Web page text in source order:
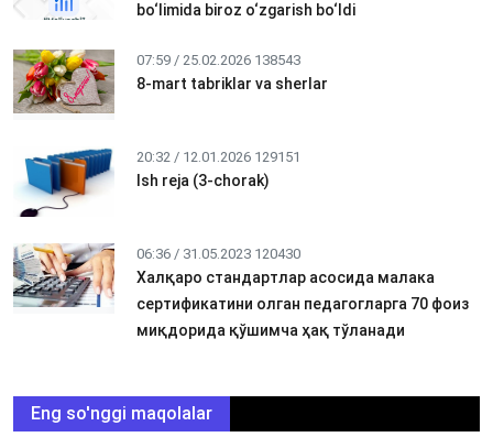
bo‘limida biroz o‘zgarish bo‘ldi
07:59 / 25.02.2026 138543
8-mart tabriklar va sherlar
20:32 / 12.01.2026 129151
Ish reja (3-chorak)
06:36 / 31.05.2023 120430
Халқаро стандартлар асосида малака
сертификатини олган педагогларга 70 фоиз
миқдорида қўшимча ҳақ тўланади
Eng so'nggi maqolalar